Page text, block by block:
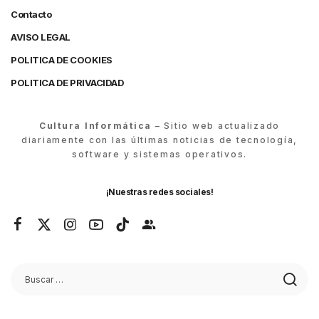
Contacto
AVISO LEGAL
POLITICA DE COOKIES
POLITICA DE PRIVACIDAD
Cultura Informática – Sitio web actualizado
diariamente con las últimas noticias de tecnología,
software y sistemas operativos.
¡Nuestras redes sociales!